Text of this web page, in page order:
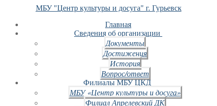
МБУ "Центр культуры и досуга" г. Гурьевск
Главная
Сведения об организации
Документы
Достижения
История
Вопрос/ответ
Филиалы МБУ ЦКД
МБУ «Центр культуры и досуга»
Филиал Апрелевский ДК